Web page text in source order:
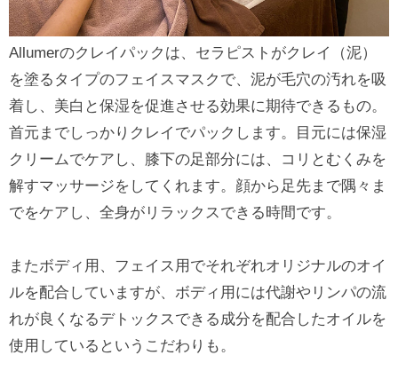
Allumerのクレイパックは、セラピストがクレイ（泥）
を塗るタイプのフェイスマスクで、泥が毛穴の汚れを吸
着し、美白と保湿を促進させる効果に期待できるもの。
首元までしっかりクレイでパックします。目元には保湿
クリームでケアし、膝下の足部分には、コリとむくみを
解すマッサージをしてくれます。顔から足先まで隅々ま
でをケアし、全身がリラックスできる時間です。
またボディ用、フェイス用でそれぞれオリジナルのオイ
ルを配合していますが、ボディ用には代謝やリンパの流
れが良くなるデトックスできる成分を配合したオイルを
使用しているというこだわりも。